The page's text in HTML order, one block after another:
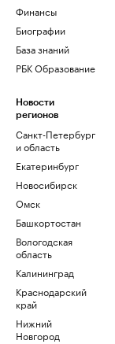
Финансы
Биографии
База знаний
РБК Образование
Новости
регионов
Санкт-Петербург
и область
Екатеринбург
Новосибирск
Омск
Башкортостан
Вологодская
область
Калининград
Краснодарский
край
Нижний
Новгород